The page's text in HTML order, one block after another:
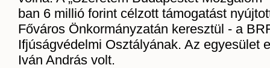
ban 6 millió forint célzott támogatást
Főváros Önkormányzatán keresztül - a
Ifjúságvédelmi Osztályának. Az egyesület
Iván András volt.